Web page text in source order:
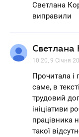
Светлана
виправили
Светлана
10.20, 9 Січня
Прочитала і
саме, в
трудовий
ініціативи
працівника
такої